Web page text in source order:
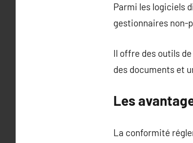
Parmi les logiciels
gestionnaires non-
Il offre des outils
des documents et
Les
La conformité